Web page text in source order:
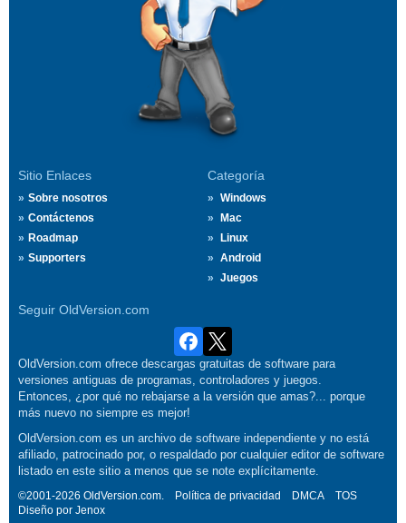
Sitio Enlaces
Sobre nosotros
Contáctenos
Roadmap
Supporters
Categoría
Windows
Mac
Linux
Android
Juegos
Seguir OldVersion.com
OldVersion.com ofrece descargas gratuitas de software para
versiones antiguas de programas, controladores y juegos.
Entonces, ¿por qué no rebajarse a la versión que amas?... porque
más nuevo no siempre es mejor!
OldVersion.com es un archivo de software independiente y no está
afiliado, patrocinado por, o respaldado por cualquier editor de software
listado en este sitio a menos que se note explícitamente.
©2001-2026 OldVersion.com. Política de privacidad DMCA
TOS
Diseño por Jenox